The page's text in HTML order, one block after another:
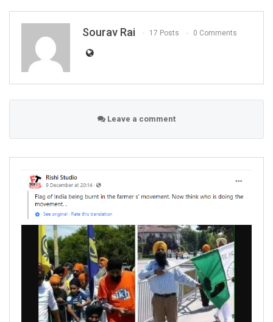
Sourav Rai 17 Posts 0 Comments
Leave a comment